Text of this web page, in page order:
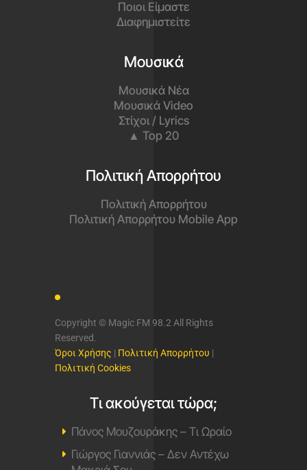
Ποιοι Είμαστε
Διαφημιστείτε
Μουσικά
Μουσικά Νέα
Μουσικά Video
Στίχοι / Lyrics
▲ Top 20
Πολιτική Απορρήτου
Πολιτική Απορρήτου
Πολιτική Απορρήτου Mobile App
Copyright © Magic FM 98.2 All Rights
Reserved.
Όροι Χρήσης | Πολιτική Απορρήτου |
Πολιτική Cookies
Τι ακούγεται τώρα;
Πάνος Μουζουράκης – Τι Ωραίο
Γιώργος Γιαννιάς – Δεν Αντέχω